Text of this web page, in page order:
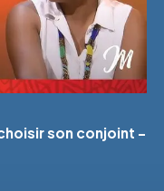
son conjoint -